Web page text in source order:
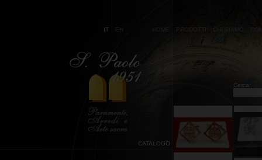
IT EN HOME PRODOTTI CHI SIAMO
Cerca:
CATALOGO